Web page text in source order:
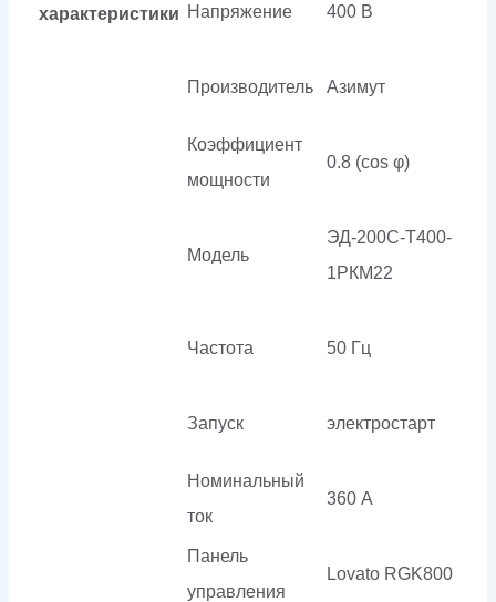
характеристики Напряжение 400 В
Производитель Азимут
Коэффициент
мощности
0.8 (cos φ)
Модель
ЭД-200С-Т400-
1РКМ22
Частота 50 Гц
Запуск электростарт
Номинальный
ток
360 А
Панель
управления
Lovato RGK800